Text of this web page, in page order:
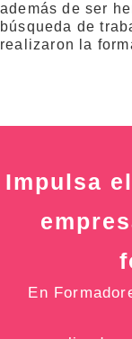
además de ser
búsqueda de
realizaron la
Impulsa
En